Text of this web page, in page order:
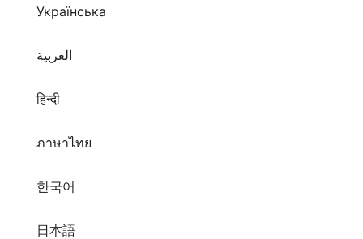
Українська
العربية
हिन्दी
ภาษาไทย
한국어
日本語